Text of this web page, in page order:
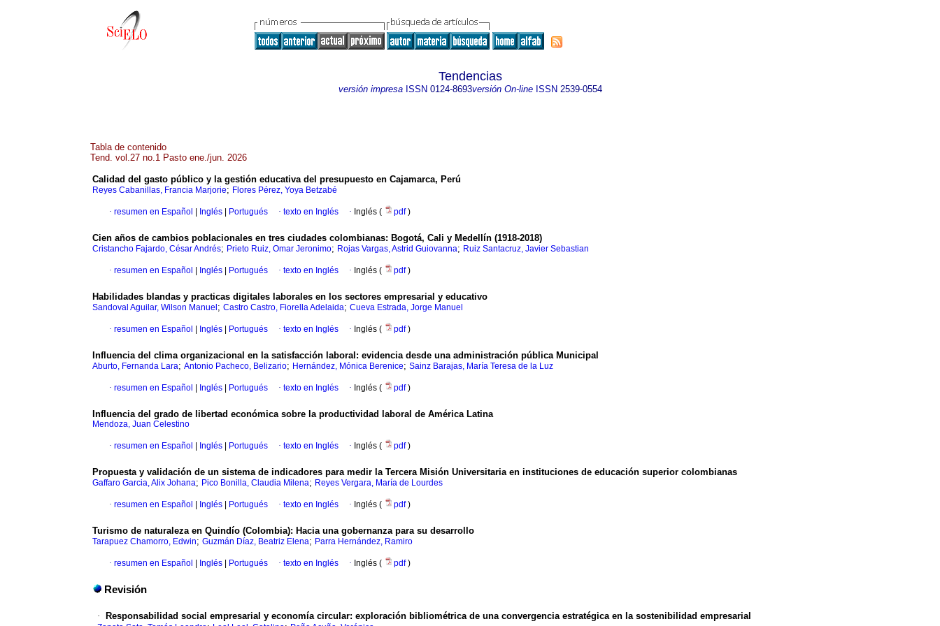
Tendencias
versión impresaISSN 0124-8693versión On-lineISSN 2539-0554
Tabla de contenido
Tend. vol.27 no.1 Pasto ene./jun. 2026
Calidad del gasto público y la gestión educativa del presupuesto en Cajamarca, Perú
Reyes Cabanillas, Francia Marjorie; Flores Pérez, Yoya Betzabé
· resumen en Español Inglés Portugués · texto en Inglés · Inglés ( pdf)
Cien años de cambios poblacionales en tres ciudades colombianas: Bogotá, Cali y Medellín (1918-2018)
Cristancho Fajardo, César Andrés; Prieto Ruiz, Omar Jeronimo; Rojas Vargas, Astrid Guiovanna; Ruiz Santacruz, Javier Sebastian
· resumen en Español Inglés Portugués · texto en Inglés · Inglés ( pdf)
Habilidades blandas y practicas digitales laborales en los sectores empresarial y educativo
Sandoval Aguilar, Wilson Manuel ; Castro Castro, Fiorella Adelaida; Cueva Estrada, Jorge Manuel
· resumen en Español Inglés Portugués · texto en Inglés · Inglés ( pdf)
Influencia del clima organizacional en la satisfacción laboral: evidencia desde una administración pública Municipal
Aburto, Fernanda Lara; Antonio Pacheco, Belizario; Hernández, Mónica Berenice; Sainz Barajas, María Teresa de la Luz
· resumen en Español Inglés Portugués · texto en Inglés · Inglés ( pdf)
Influencia del grado de libertad económica sobre la productividad laboral de América Latina
Mendoza, Juan Celestino
· resumen en Español Inglés Portugués · texto en Inglés · Inglés ( pdf)
Propuesta y validación de un sistema de indicadores para medir la Tercera Misión Universitaria en instituciones de educación superior colombianas
Gaffaro Garcia, Alix Johana; Pico Bonilla, Claudia Milena; Reyes Vergara, María de Lourdes
· resumen en Español Inglés Portugués · texto en Inglés · Inglés ( pdf)
Turismo de naturaleza en Quindío (Colombia): Hacia una gobernanza para su desarrollo
Tarapuez Chamorro, Edwin; Guzmán Díaz, Beatriz Elena; Parra Hernández, Ramiro
· resumen en Español Inglés Portugués · texto en Inglés · Inglés ( pdf)
Revisión
· Responsabilidad social empresarial y economía circular: exploración bibliométrica de una convergencia estratégica en la sostenibilidad empresarial